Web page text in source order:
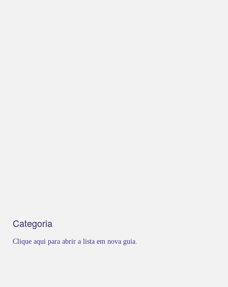
Categoria
Clique aqui para abrir a lista em nova guia.